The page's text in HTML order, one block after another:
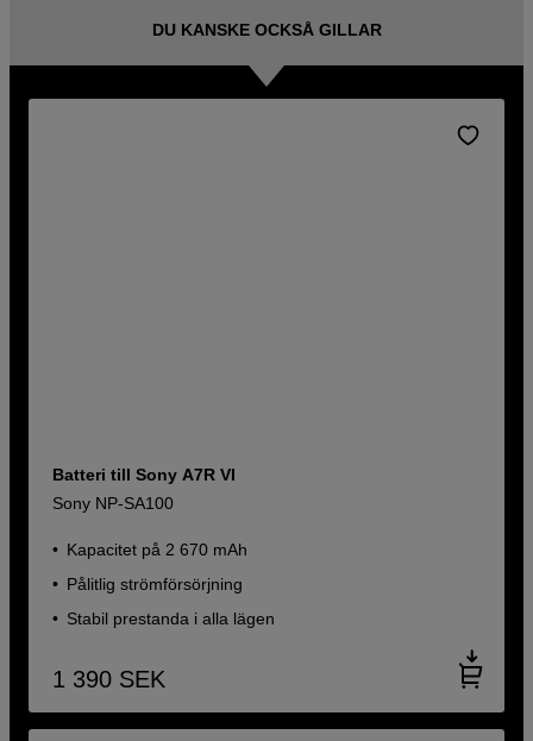
DU KANSKE OCKSÅ GILLAR
Batteri till Sony A7R VI
Sony NP-SA100
Kapacitet på 2 670 mAh
Pålitlig strömförsörjning
Stabil prestanda i alla lägen
1 390 SEK